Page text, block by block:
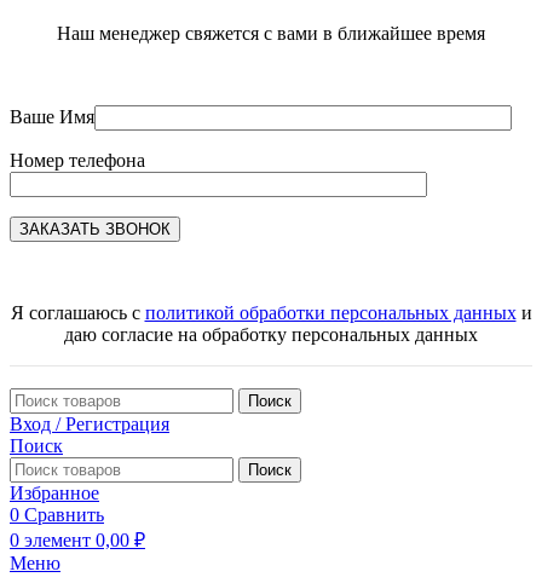
Наш менеджер свяжется с вами в ближайшее время
Ваше Имя
Номер телефона
Я соглашаюсь с политикой обработки персональных данныхи
даю согласие на обработку персональных данных
Поиск
Вход / Регистрация
Поиск
Поиск
Избранное
0 Сравнить
0 элемент 0,00 ₽
Меню